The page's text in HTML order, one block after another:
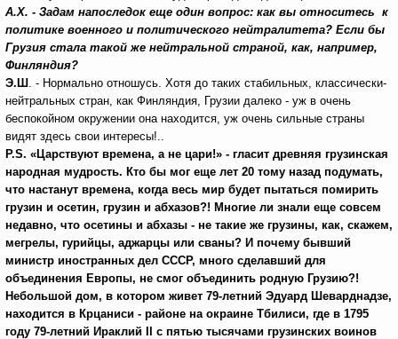
А.Х. - Задам напоследок еще один вопрос: как вы относитесь к
политике военного и политического нейтралитета? Если бы
Грузия стала такой же нейтральной страной, как, например,
Финляндия?
Э.Ш . - Нормально отношусь. Хотя до таких стабильных, классически-
нейтральных стран, как Финляндия, Грузии далеко - уж в очень
беспокойном окружении она находится, уж очень сильные страны
видят здесь свои интересы!..
P.S. «Царствуют времена, а не цари!» - гласит древняя грузинская
народная мудрость. Кто бы мог еще лет 20 тому назад подумать,
что настанут времена, когда весь мир будет пытаться помирить
грузин и осетин, грузин и абхазов?! Многие ли знали еще совсем
недавно, что осетины и абхазы - не такие же грузины, как, скажем,
мегрелы, гурийцы, аджарцы или сваны? И почему бывший
министр иностранных дел СССР, много сделавший для
объединения Европы, не смог объединить родную Грузию?!
Небольшой дом, в котором живет 79-летний Эдуард Шеварднадзе,
находится в Крцаниси - районе на окраине Тбилиси, где в 1795
году 79-летний Ираклий II с пятью тысячами грузинских воинов